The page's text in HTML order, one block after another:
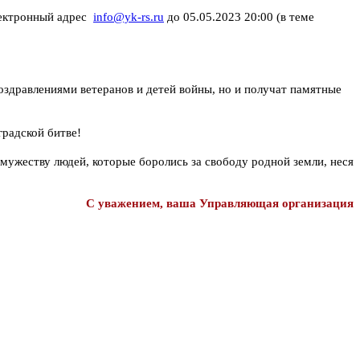
адрес info@yk-rs.ru до 05.05.2023 20:00 (в теме
ветеранов и детей войны, но и получат памятные
битве!
людей, которые боролись за свободу родной земли, неся
С уважением, ваша Управляющая организация